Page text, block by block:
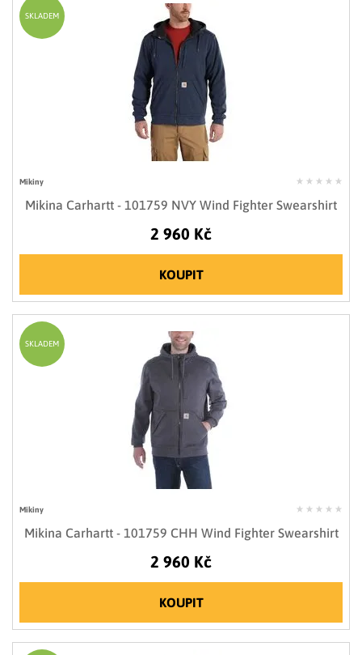
Mikiny
Mikina Carhartt - 101759 NVY Wind Fighter Swearshirt
2 960 Kč
KOUPIT
SKLADEM
Mikiny
Mikina Carhartt - 101759 CHH Wind Fighter Swearshirt
2 960 Kč
KOUPIT
SKLADEM